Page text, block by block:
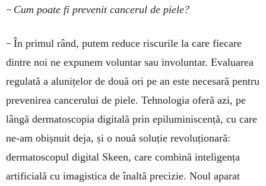
– Cum poate fi prevenit cancerul de piele?
– În primul rând, putem reduce riscurile la care fiecare
dintre noi ne expunem voluntar sau involuntar. Evaluarea
regulată a alunițelor de două ori pe an este necesară pentru
prevenirea cancerului de piele. Tehnologia oferă azi, pe
lângă dermatoscopia digitală prin epiluminiscență, cu care
ne-am obișnuit deja, și o nouă soluție revoluționară:
dermatoscopul digital Skeen, care combină inteligența
artificială cu imagistica de înaltă precizie. Noul aparat